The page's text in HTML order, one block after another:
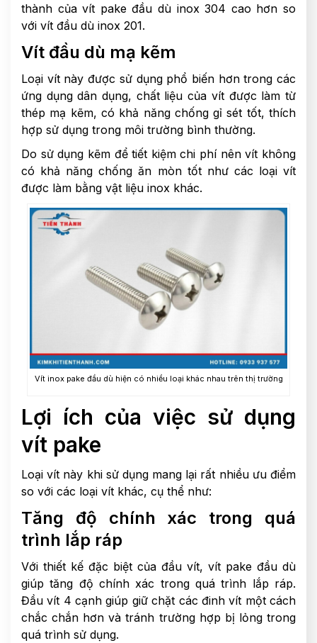
thành của vít pake đầu dù inox 304 cao hơn so
với vít đầu dù inox 201.
Vít đầu dù mạ kẽm
Loại vít này được sử dụng phổ biến hơn trong các
ứng dụng dân dụng, chất liệu của vít được làm từ
thép mạ kẽm, có khả năng chống gỉ sét tốt, thích
hợp sử dụng trong môi trường bình thường.
Do sử dụng kẽm để tiết kiệm chi phí nên vít không
có khả năng chống ăn mòn tốt như các loại vít
được làm bằng vật liệu inox khác.
Vít inox pake đầu dù hiện có nhiều loại khác nhau trên thị trường
Lợi ích của việc sử dụng
vít pake
Loại vít này khi sử dụng mang lại rất nhiều ưu điểm
so với các loại vít khác, cụ thể như:
Tăng độ chính xác trong quá
trình lắp ráp
Với thiết kế đặc biệt của đầu vít, vít pake đầu dù
giúp tăng độ chính xác trong quá trình lắp ráp.
Đầu vít 4 cạnh giúp giữ chặt các đinh vít một cách
chắc chắn hơn và tránh trường hợp bị lỏng trong
quá trình sử dụng.